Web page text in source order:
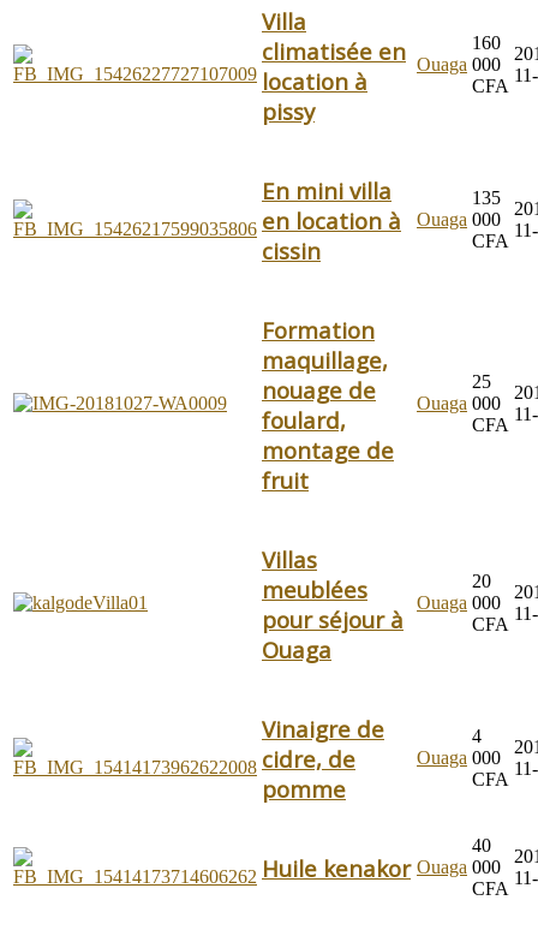
Villa
climatisée en
location à
pissy
Ouaga
160
000
CFA
En mini villa
en location à
cissin
Ouaga
135
000
CFA
Formation
maquillage,
nouage de
foulard,
montage de
fruit
Ouaga
25
000
CFA
Villas
meublées
pour séjour à
Ouaga
Ouaga
20
000
CFA
Vinaigre de
cidre, de
pomme
Ouaga
4
000
CFA
Huile kenakor Ouaga
40
000
CFA